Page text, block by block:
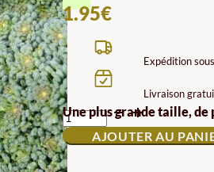
1.95€
Expédition
Livraison
Une plus grande taille, de
QUANTITÉ
DE
BROCOLI
CALINARO
SEMENCES
AJOUTER AU